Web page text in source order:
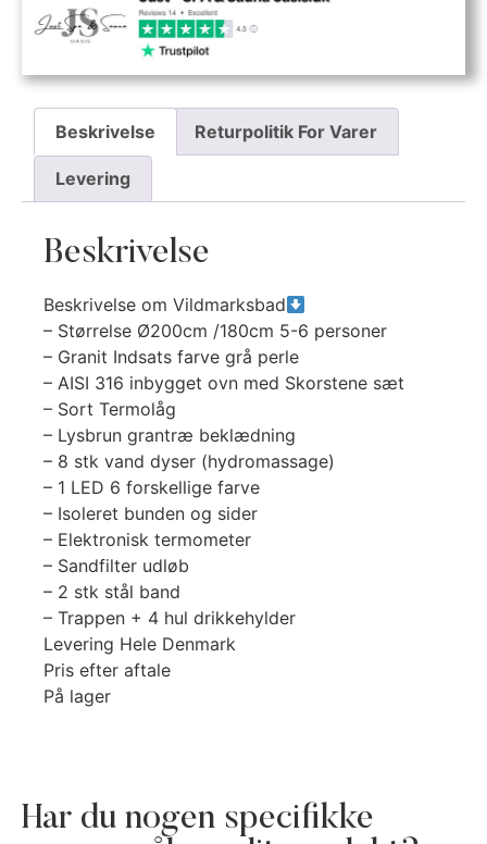
Beskrivelse Returpolitik For Varer
Levering
Beskrivelse
Beskrivelse om Vildmarksbad
– Størrelse Ø200cm /180cm 5-6 personer
– Granit Indsats farve grå perle
– AISI 316 inbygget ovn med Skorstene sæt
– Sort Termolåg
– Lysbrun grantræ beklædning
– 8 stk vand dyser (hydromassage)
– 1 LED 6 forskellige farve
– Isoleret bunden og sider
– Elektronisk termometer
– Sandfilter udløb
– 2 stk stål band
– Trappen + 4 hul drikkehylder
Levering Hele Denmark
Pris efter aftale
På lager
Har du nogen specifikke